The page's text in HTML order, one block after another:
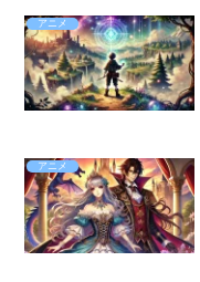
アニメ
アニメ